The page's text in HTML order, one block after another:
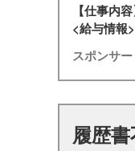
【仕事内
<給与情報
スポンサ
履歴